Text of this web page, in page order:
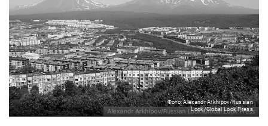
Фото: Alexandr Arkhipov/Russian
Look/Global Look Press